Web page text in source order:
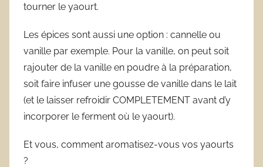
tourner le yaourt.
Les épices sont aussi une option : cannelle ou
vanille par exemple. Pour la vanille, on peut soit
rajouter de la vanille en poudre à la préparation,
soit faire infuser une gousse de vanille dans le lait
(et le laisser refroidir COMPLETEMENT avant d’y
incorporer le ferment où le yaourt).
Et vous, comment aromatisez-vous vos yaourts
?